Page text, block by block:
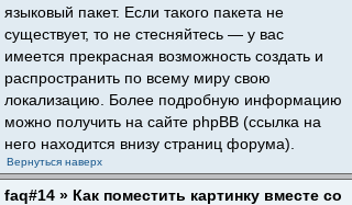
языковый пакет. Если такого пакета не
существует, то не стесняйтесь — у вас
имеется прекрасная возможность создать и
распространить по всему миру свою
локализацию. Более подробную информацию
можно получить на сайте phpBB (ссылка на
него находится внизу страниц форума).
Вернуться наверх
faq#14 » Как поместить картинку вместе со